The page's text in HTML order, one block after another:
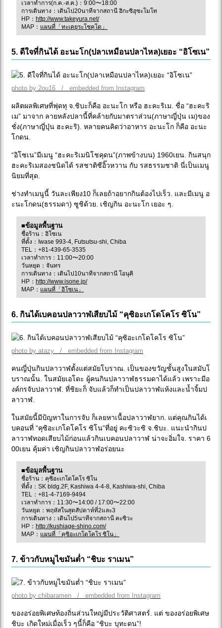
เวลาทำการ(ก.ค.-ส.ค.)：9:00〜18:00
การเดินทาง：เดินไป20นาทีจากสถานี ฮิกะซิฮุซะโมโท
HP： http://www.takeyura.net/
MAP： แผนที่「ทะเคยุระโชคุโด」
5. ดีใจที่กินได้ อะนะโก(ปลาเหมือนปลาไหล)เยอะ “อิโซเน”
photo by 2ou16 / embedded from Instagram
ผลิตผลพิเศษที่ฟุดทุ จ.ชิบะก็คือ อะนะโก หรือ ฮะคะริเม. ชื่อ “ฮะคะริ
เม” มาจาก ลายหลังปลานี้ที่คล้ายกับมาตราส่วน(ภาษาญี่ปุ่น เม)ของ
ชั่ง(ภาษาญี่ปุ่น ฮะคะริ). หลายคนคิดว่าอาหาร อะนะโก ก็คือ อะนะ
โกดน.
“อิโซเน”มีเมนู “ฮะคะริเมนิโชคุดน”(ภาพข้างบน) 1960เยน. กินสนุก
ฮะคะริเมสองชนิดได้ รสชาติซีอิ๊วหวาน กับ รสธรรมชาติ นี่เป็นเมนู
นิยมที่สุด.
ช่างทำเมนูนี้ วันละเพียง10 ก็เลยถ้าอยากกินต้องไปเร็ว. และมีเมนู อ
ะนะโกดน(ธรรมดา) ซูชิด้วย. เชิญกิน อะนะโก เยอะ ๆ.
■ข้อมูลพื้นฐาน
ชื่อร้าน：อิโซเน
ที่ตั้ง：Iwase 993-4, Futsutsu-shi, Chiba
TEL：+81-439-65-3535
เวลาทำการ：11:00〜20:00
วันหยุด：จันทร
การเดินทาง：เดินไป10นาทีจากสถานี โอนุคิ
HP： http://www.isone.jp/
MAP： แผนที่「อิโซเน」
6. กินได้เบคอนปลาวาฬเสียบไม้ “คุซิอะเกโดโคโร ซิโน”
photo by atazy / embedded from Instagram
คนญี่ปุ่นกินปลาวาฬตั้งแต่สมัยโบราณ. เป็นของขวัญชั้นสูงในสมับโ
บราณนั้น. ในสมัยเอโดะ ผู้คนกินปลาวาฬธรรมดาได้แล้ว เพราะมีอ
งค์กรจับปลาวาฬ. ที่ชิยะก็ จับแล้วก็ทำเป็นปลาวาฬแห้งและน้ำจิ้มป
ลาวาฬ.
ในสมัยนี้มีป้ญหาในการจับ ก็เลยหาเนื้อปลาวาฬยาก. แต่คุณกินได้เ
บคอนที่ “คุซิอะเกโดโคโร ซิโน”ที่อยู่ คะซิวะซิ จ.ชิบะ. แนะนำกินป
ลาวาฬทอดเสียบไม้ก่อนแล้วกินเบคอนปลาวาฬ น่าจะอิ่มใจ. ราคา 6
00เยน คุ้มค่า เชิญกินปลาวาฬอร่อยนะ
■ข้อมูลพื้นฐาน
ชื่อร้าน：คุซิอะเกโดโคโร ซิโน
ที่ตั้ง：SK bldg.2F, Kashiwa 4-4-8, Kashiwa-shi, Chiba
TEL：+81-4-7169-9494
เวลาทำการ：11:30〜14:00 / 17:00〜22:00
วันหยุด：พฤหัสในสุดสัปดาห์ที่2และ3
การเดินทาง：เดินไป5นาทีจากสถานี คะซิวะ
HP： http://kushiage-shino.com/
MAP： แผนที่「คุซิอะเกโดโคโร ซิโน」
7. ข้าวกับหมูไขมันต่ำ “ชิบะ ราเมน”
photo by chibaramen / embedded from Instagram
ของอร่อยพิเศษท้องถิ่นส่วนใหญ่มีประวัติศาสตร์. แต่ ของอร่อยพิเศษ
ชิบะ เกิดใหม่เมื่อเร็ว ๆนี้ก็คือ “ชิบะ บุทะดน”!